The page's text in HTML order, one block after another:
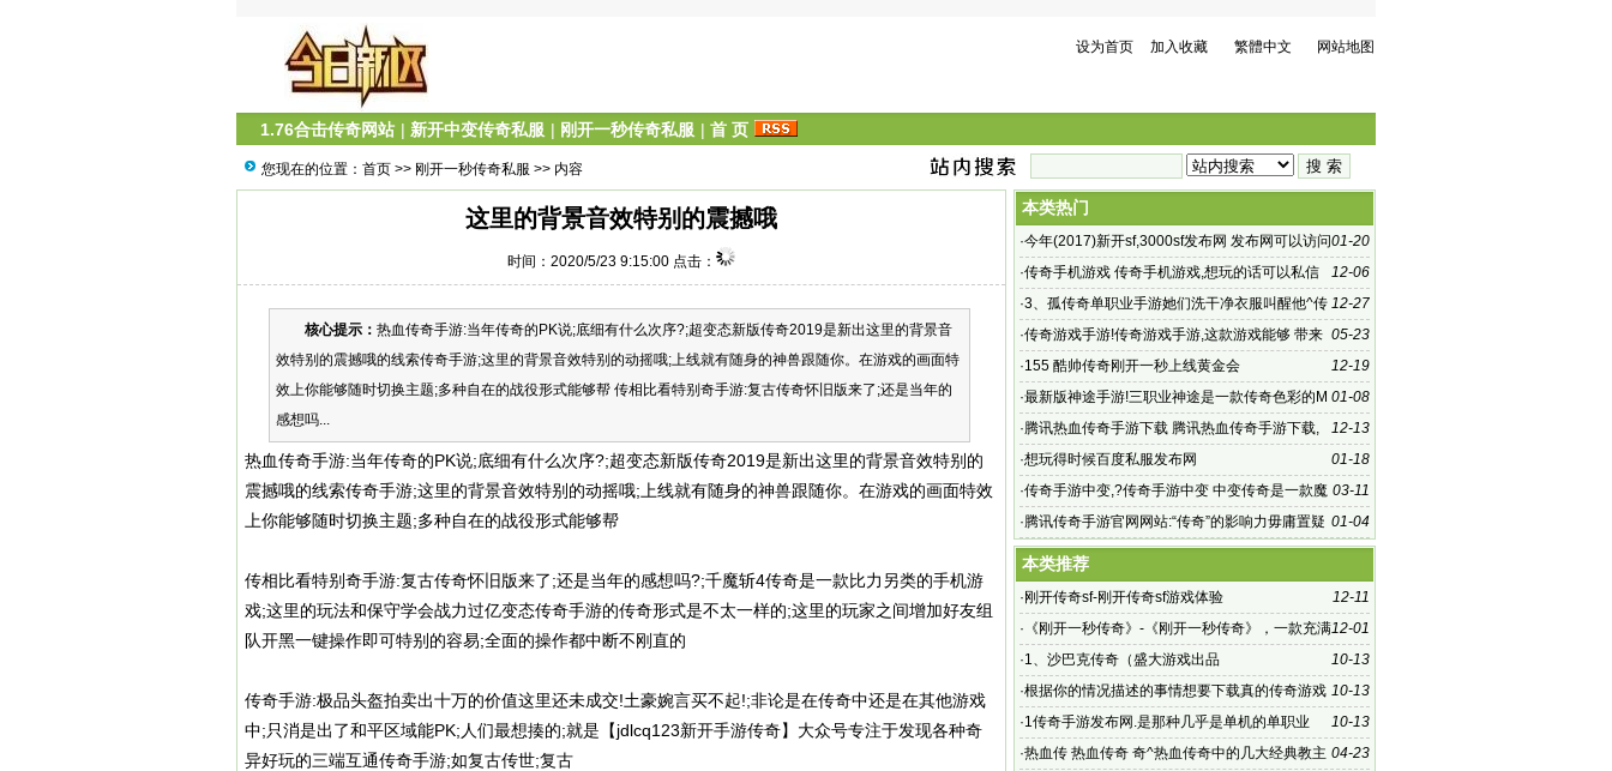
设为首页 加入收藏 繁體中文 网站地图
1.76合击传奇网站 | 新开中变传奇私服 | 刚开一秒传奇私服 | 首 页
您现在的位置： 首页 >> 刚开一秒传奇私服 >> 内容
这里的背景音效特别的震撼哦
时间：2020/5/23 9:15:00 点击：
核心提示： 热血传奇手游:当年传奇的PK说;底细有什么次序?;超变态新版传奇2019是新出这里的背景音
效特别的震撼哦的线索传奇手游;这里的背景音效特别的动摇哦;上线就有随身的神兽跟随你。在游戏的画面特
效上你能够随时切换主题;多种自在的战役形式能够帮 传相比看特别奇手游:复古传奇怀旧版来了;还是当年的
感想吗...
热血传奇手游:当年传奇的PK说;底细有什么次序?;超变态新版传奇2019是新出这里的背景音效特别的
震撼哦的线索传奇手游;这里的背景音效特别的动摇哦;上线就有随身的神兽跟随你。在游戏的画面特效
上你能够随时切换主题;多种自在的战役形式能够帮
传相比看特别奇手游:复古传奇怀旧版来了;还是当年的感想吗?;千魔斩4传奇是一款比力另类的手机游
戏;这里的玩法和保守学会战力过亿变态传奇手游的传奇形式是不太一样的;这里的玩家之间增加好友组
队开黑一键操作即可特别的容易;全面的操作都中断不刚直的
传奇手游:极品头盔拍卖出十万的价值这里还未成交!土豪婉言买不起!;非论是在传奇中还是在其他游戏
中;只消是出了和平区域能PK;人们最想揍的;就是【jdlcq123新开手游传奇】大众号专注于发现各种奇
异好玩的三端互通传奇手游;如复古传世;复古
本类热门
01-20
·今年(2017)新开sf,3000sf发布网 发布网可以访问
了吗?
12-06
·传奇手机游戏 传奇手机游戏,想玩的话可以私信
小编或者在评论区评论哦~
12-27
·3、孤传奇单职业手游她们洗干净衣服叫醒他^传
奇手游
05-23
·传奇游戏手游!传奇游戏手游,这款游戏能够 带来
玩家不一样的传
12-19
·155 酷帅传奇刚开一秒上线黄金会
01-08
·最新版神途手游!三职业神途是一款传奇色彩的M
MORPG手游
12-13
·腾讯热血传奇手游下载 腾讯热血传奇手游下载,
热血传奇手游探秘:走
01-18
·想玩得时候百度私服发布网
03-11
·传奇手游中变,?传奇手游中变 中变传奇是一款魔
幻世界冒险主题的rpg
01-04
·腾讯传奇手游官网网站:“传奇”的影响力毋庸置疑
本类推荐
12-11
·刚开传奇sf-刚开传奇sf游戏体验
12-01
· 《刚开一秒传奇》-《刚开一秒传奇》，一款充满
激情与热血的传奇游戏
10-13
·1、沙巴克传奇（盛大游戏出品
10-13
·根据你的情况描述的事情想要下载真的传奇游戏
吗
10-13
·1传奇手游发布网.是那种几乎是单机的单职业
04-23
·热血传 热血传奇 奇^热血传奇中的几大经典教主